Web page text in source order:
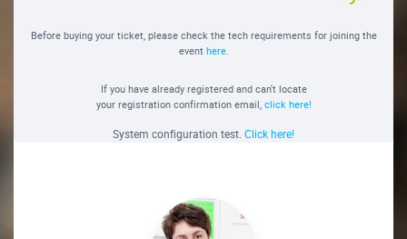
Before buying your ticket, please check the tech requirements for joining the
event here.
If you have already registered and can't locate
your registration confirmation email, click here!
System configuration test. Click here!